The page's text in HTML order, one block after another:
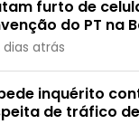
furto de
do PT na
dias atrás
inquérito
de tráfico